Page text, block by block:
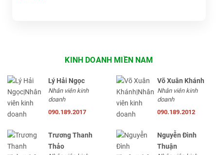
KINH DOANH MIỀN NAM
Lý Hải Ngọc
Nhân viên kinh
doanh
090.189.2017
Võ Xuân Khánh
Nhân viên kinh
doanh
090.189.2012
Trương Thanh
Thảo
Nguyễn Đình
Thuận